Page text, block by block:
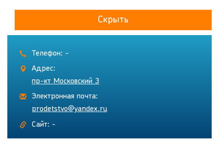
Скрыть
Телефон: -
Адрес:
пр-кт Московский 3
Электронная почта:
prodetstvo@yandex.ru
Сайт: -